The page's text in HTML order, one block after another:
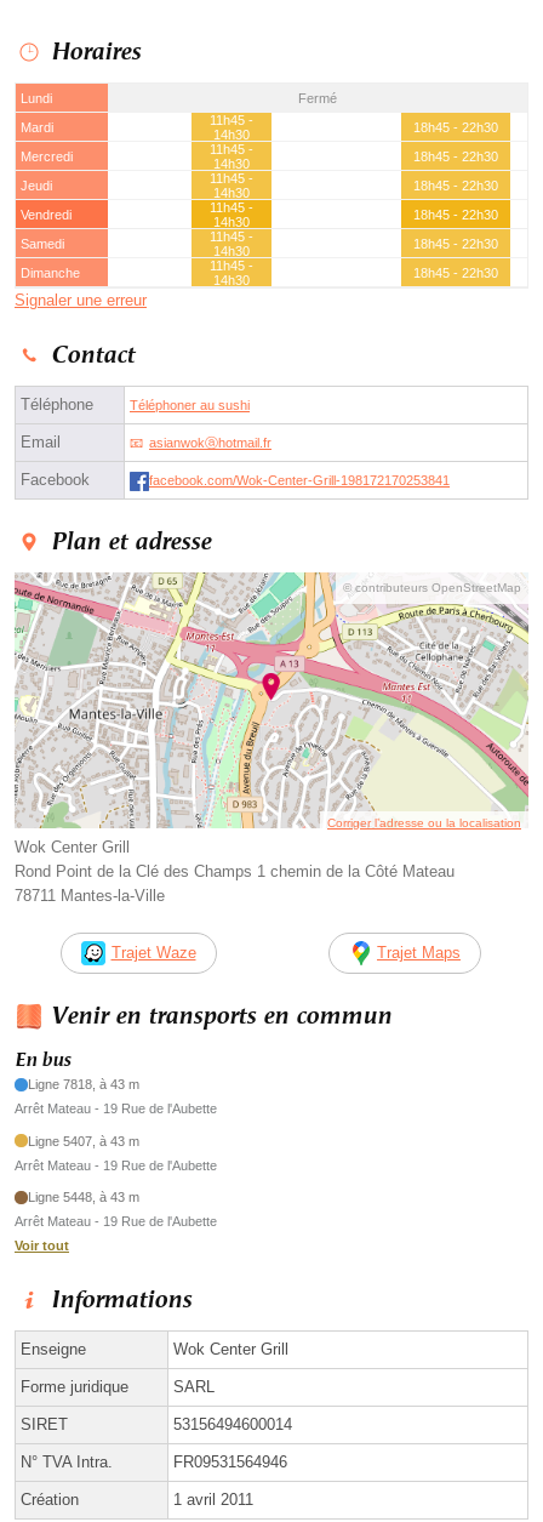
Horaires
Lundi
Fermé
Mardi
11h45 -
14h30
18h45 - 22h30
Mercredi
11h45 -
14h30
18h45 - 22h30
Jeudi
11h45 -
14h30
18h45 - 22h30
Vendredi
11h45 -
14h30
18h45 - 22h30
Samedi
11h45 -
14h30
18h45 - 22h30
Dimanche
11h45 -
14h30
18h45 - 22h30
Signaler une erreur
Contact
Téléphone Téléphoner au sushi
Email asianwokⓐhotmail.fr
Facebook facebook.com/Wok-Center-Grill-198172170253841
Plan et adresse
© contributeurs OpenStreetMap
Corriger l’adresse ou la localisation
Wok Center Grill
Rond Point de la Clé des Champs 1 chemin de la Côté Mateau
78711 Mantes-la-Ville
Trajet Waze Trajet Maps
Venir en transports en commun
En bus
Ligne 7818, à 43 m
Arrêt Mateau - 19 Rue de l'Aubette
Ligne 5407, à 43 m
Arrêt Mateau - 19 Rue de l'Aubette
Ligne 5448, à 43 m
Arrêt Mateau - 19 Rue de l'Aubette
Voir tout
Informations
Enseigne Wok Center Grill
Forme juridique SARL
SIRET 53156494600014
N° TVA Intra. FR09531564946
Création 1 avril 2011